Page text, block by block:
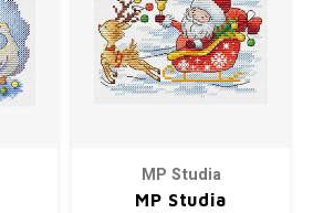
MP Studia
MP Studia